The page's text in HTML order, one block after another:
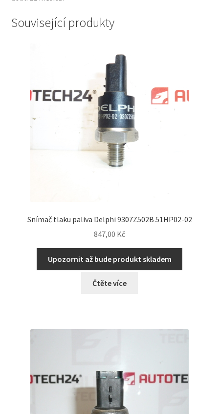
Související produkty
Snímač tlaku paliva Delphi 9307Z502B 51HP02-02
847,00 Kč
Upozornit až bude produkt skladem
Čtěte více